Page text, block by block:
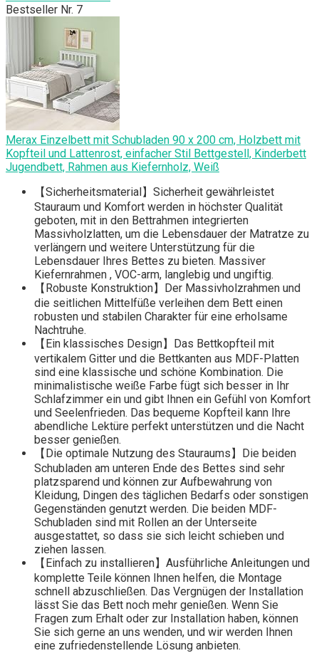
Bestseller Nr. 7
Merax Einzelbett mit Schubladen 90 x 200 cm, Holzbett mit
Kopfteil und Lattenrost, einfacher Stil Bettgestell, Kinderbett
Jugendbett, Rahmen aus Kiefernholz, Weiß
【Sicherheitsmaterial】Sicherheit gewährleistet
Stauraum und Komfort werden in höchster Qualität
geboten, mit in den Bettrahmen integrierten
Massivholzlatten, um die Lebensdauer der Matratze zu
verlängern und weitere Unterstützung für die
Lebensdauer Ihres Bettes zu bieten. Massiver
Kiefernrahmen , VOC-arm, langlebig und ungiftig.
【Robuste Konstruktion】Der Massivholzrahmen und
die seitlichen Mittelfüße verleihen dem Bett einen
robusten und stabilen Charakter für eine erholsame
Nachtruhe.
【Ein klassisches Design】Das Bettkopfteil mit
vertikalem Gitter und die Bettkanten aus MDF-Platten
sind eine klassische und schöne Kombination. Die
minimalistische weiße Farbe fügt sich besser in Ihr
Schlafzimmer ein und gibt Ihnen ein Gefühl von Komfort
und Seelenfrieden. Das bequeme Kopfteil kann Ihre
abendliche Lektüre perfekt unterstützen und die Nacht
besser genießen.
【Die optimale Nutzung des Stauraums】Die beiden
Schubladen am unteren Ende des Bettes sind sehr
platzsparend und können zur Aufbewahrung von
Kleidung, Dingen des täglichen Bedarfs oder sonstigen
Gegenständen genutzt werden. Die beiden MDF-
Schubladen sind mit Rollen an der Unterseite
ausgestattet, so dass sie sich leicht schieben und
ziehen lassen.
【Einfach zu installieren】Ausführliche Anleitungen und
komplette Teile können Ihnen helfen, die Montage
schnell abzuschließen. Das Vergnügen der Installation
lässt Sie das Bett noch mehr genießen. Wenn Sie
Fragen zum Erhalt oder zur Installation haben, können
Sie sich gerne an uns wenden, und wir werden Ihnen
eine zufriedenstellende Lösung anbieten.